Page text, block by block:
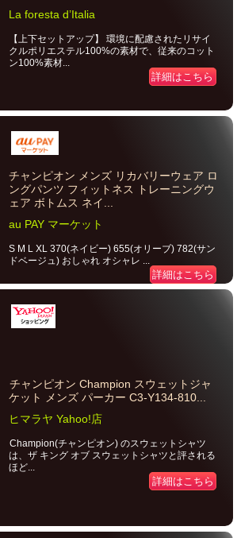
La foresta d’Italia
【上下セットアップ】 環境に配慮されたリサイ
クルポリエステル100%の素材で、従来のコット
ン100%素材...
詳細はこちら
チャンピオン メンズ リカバリーウェア ロ
ングパンツ フィットネス トレーニングウ
ェア ボトムス ネイ...
au PAY マーケット
S M L XL 370(ネイビー) 655(オリーブ) 782(サン
ドベージュ) おしゃれ オシャレ ...
詳細はこちら
チャンピオン Champion スウェットジャ
ケット メンズ パーカー C3-Y134-810...
ヒマラヤ Yahoo!店
Champion(チャンピオン) のスウェットシャツ
は、ザ キング オブ スウェットシャツと評される
ほど...
詳細はこちら